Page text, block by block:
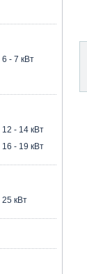
6 - 7 кВт
12 - 14 кВт
16 - 19 кВт
25 кВт